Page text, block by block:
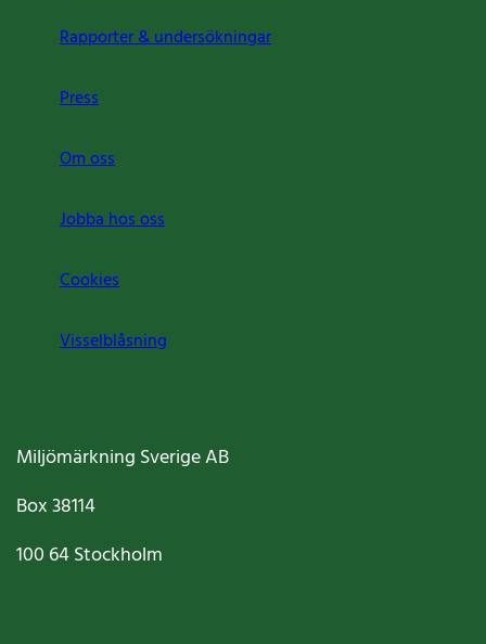
Rapporter & undersökningar
Press
Om oss
Jobba hos oss
Cookies
Visselblåsning
Miljömärkning Sverige AB
Box38114
100 64Stockholm